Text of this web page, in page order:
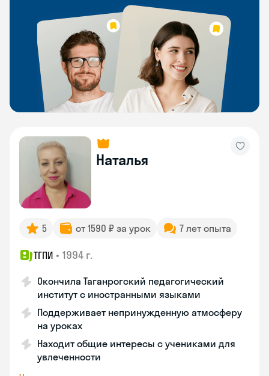
Наталья
5 от 1590 ₽ за урок 7 лет опыта
ТГПИ • 1994 г.
Окончила Таганрогский педагогический
институт с иностранными языками
Поддерживает непринужденную атмосферу
на уроках
Находит общие интересы с учениками для
увлеченности